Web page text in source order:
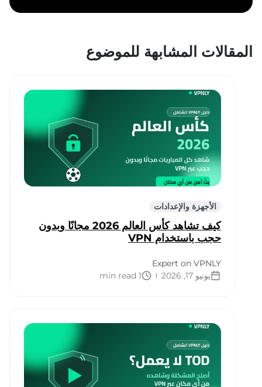
المقالات المشابهة للموضوع
الأجهزة والإعدادات
كيف تشاهد كأس العالم 2026 مجانًا وبدون
حجب باستخدام VPN
Expert on VPNLY
يونيو 17, 2026
1 min read